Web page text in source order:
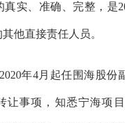
实、准确、完整， 是
其他直接责任人员。
年4月起任围海股份
让事项， 知悉宁海项